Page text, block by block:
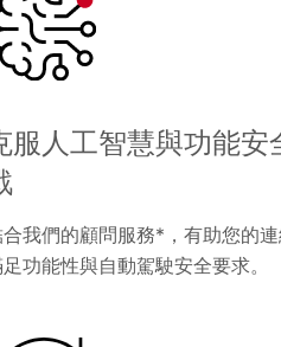
服人工智慧與功能安
我們的顧問服務*，有助您的
功能性與自動駕駛安全要求。